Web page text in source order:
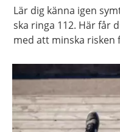
Lär dig känna igen
ska ringa 112. Här får
med att minska